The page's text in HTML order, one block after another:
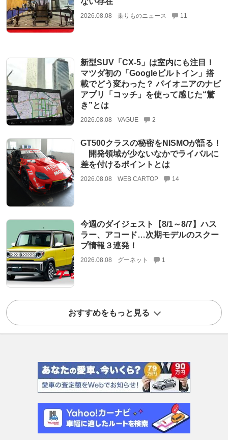
2026.08.08 乗りものニュース 11
新型SUV「CX-5」は室内にも注目！
マツダ初の「Googleビルトイン」搭
載でどう変わった？ パイオニアのナビ
アプリ「コッチ」を使って感じた“驚
き”とは
2026.08.08 VAGUE 2
GT500クラスの秘密をNISMOが語る！
開発領域が少ないなかでライバルに
差を付けるポイントとは
2026.08.08 WEB CARTOP 14
今週のダイジェスト【8/1～8/7】ハス
ラー、アコード…次期モデルのスクー
プ情報３連発！
2026.08.08 グーネット 1
おすすめをもっと見る